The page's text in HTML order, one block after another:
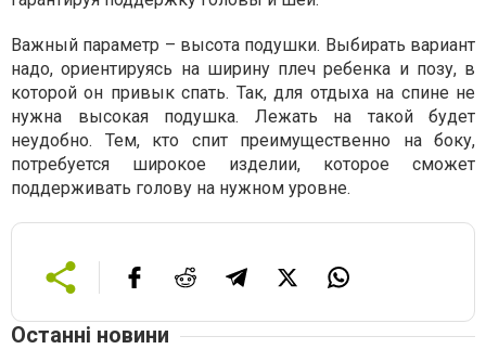
Важный параметр – высота подушки. Выбирать вариант
надо, ориентируясь на ширину плеч ребенка и позу, в
которой он привык спать. Так, для отдыха на спине не
нужна высокая подушка. Лежать на такой будет
неудобно. Тем, кто спит преимущественно на боку,
потребуется широкое изделии, которое сможет
поддерживать голову на нужном уровне.
Останні новини